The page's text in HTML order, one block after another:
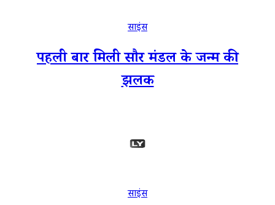
साइंस
पहली बार मिली सौर मंडल के जन्म की
झलक
साइंस